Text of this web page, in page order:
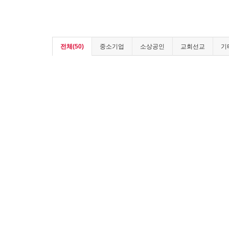
전체(50) 중소기업 소상공인 교회선교 기